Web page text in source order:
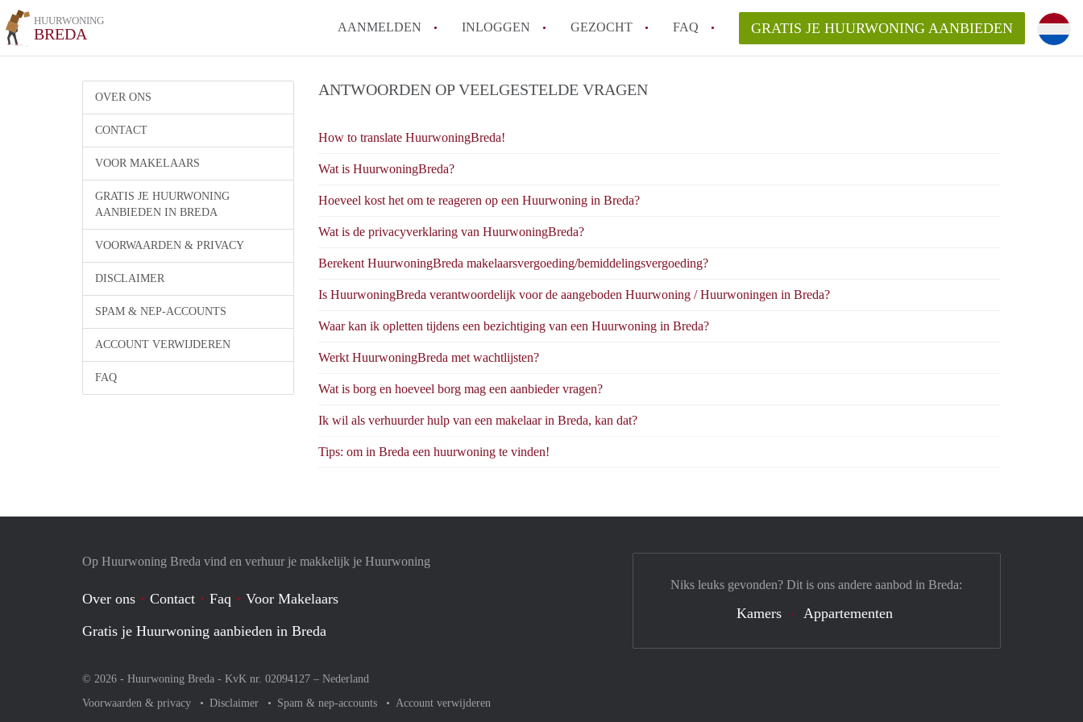
HUURWONING
BREDA AANMELDEN INLOGGEN GEZOCHT FAQ
Berekent HuurwoningBreda makelaarsvergoeding/bemiddelingsvergoeding?
GRATIS JE HUURWONING AANBIEDEN
OVER ONS
CONTACT
VOOR MAKELAARS
GRATIS JE HUURWONING
AANBIEDEN IN BREDA
VOORWAARDEN & PRIVACY
DISCLAIMER
SPAM & NEP-ACCOUNTS
ACCOUNT VERWIJDEREN
FAQ
ANTWOORDEN OP VEELGESTELDE VRAGEN
How to translate HuurwoningBreda!
Wat is HuurwoningBreda?
Hoeveel kost het om te reageren op een Huurwoning in Breda?
Wat is de privacyverklaring van HuurwoningBreda?
Berekent HuurwoningBreda makelaarsvergoeding/bemiddelingsvergoeding?
Is HuurwoningBreda verantwoordelijk voor de aangeboden Huurwoning / Huurwoningen in Breda?
Waar kan ik opletten tijdens een bezichtiging van een Huurwoning in Breda?
Werkt HuurwoningBreda met wachtlijsten?
Wat is borg en hoeveel borg mag een aanbieder vragen?
Ik wil als verhuurder hulp van een makelaar in Breda, kan dat?
Tips: om in Breda een huurwoning te vinden!
Op Huurwoning Breda vind en verhuur je makkelijk je Huurwoning
Over ons Contact Faq
Voor Makelaars
Gratis je Huurwoning aanbieden in Breda
© 2026 - Huurwoning Breda - KvK nr. 02094127 – Nederland
Voorwaarden & privacy
Disclaimer Spam & nep-accounts Account verwijderen
Niks leuks gevonden? Dit is ons andere aanbod in Breda:
Kamers Appartementen